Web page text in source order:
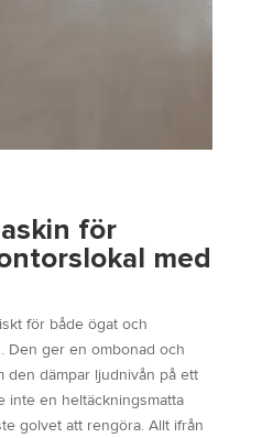
för
med
för både ögat och
Den ger en ombonad och
den dämpar ljudnivån på ett
inte en heltäckningsmatta
golvet att rengöra. Allt ifrån